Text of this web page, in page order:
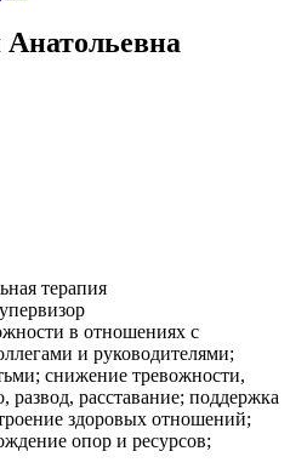
терапия
в отношениях с
и руководителями;
снижение тревожности,
развод, расставание; поддержка
здоровых отношений;
опор и ресурсов;